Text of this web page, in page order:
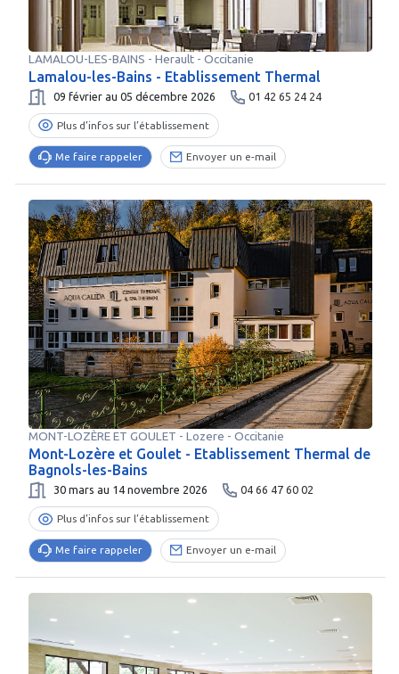
LAMALOU-LES-BAINS - Herault- Occitanie
Lamalou-les-Bains - Etablissement Thermal
09 février au 05 décembre 2026 01 42 65 24 24
Plus d’infos sur l’établissement
Me faire rappeler Envoyer un e-mail
MONT-LOZÈRE ET GOULET - Lozere - Occitanie
Mont-Lozère et Goulet - Etablissement Thermal de
Bagnols-les-Bains
30 mars au 14 novembre 2026 04 66 47 60 02
Plus d’infos sur l’établissement
Me faire rappeler Envoyer un e-mail